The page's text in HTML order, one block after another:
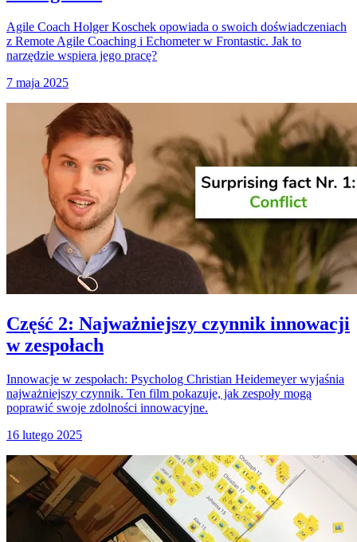
Agile Coach Holger Koschek opowiada o swoich doświadczeniach
z Remote Agile Coaching i Echometer w Frontastic. Jak to
narzędzie wspiera jego pracę?
7 maja 2025
Część 2: Najważniejszy czynnik innowacji
w zespołach
Innowacje w zespołach: Psycholog Christian Heidemeyer wyjaśnia
najważniejszy czynnik. Ten film pokazuje, jak zespoły mogą
poprawić swoje zdolności innowacyjne.
16 lutego 2025